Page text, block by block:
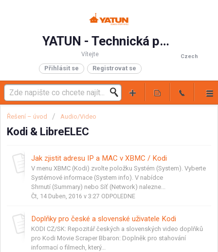
YATUN - Technická podpora
Czech
Vítejte
Přihlásit se Registrovat se
Řešení – úvod Audio/Video
Kodi & LibreELEC
Jak zjistit adresu IP a MAC v XBMC / Kodi
V menu XBMC (Kodi) zvolte položku Systém (System). Vyberte
Systémové informace (System info). V nabídce
Shrnutí (Summary) nebo Síť (Network) nalezne...
Čt, 14 Duben, 2016 v 3:27 ODPOLEDNE
Doplňky pro české a slovenské uživatele Kodi
KODI CZ/SK: Repozitář českých a slovenských video doplňků
pro Kodi Movie Scraper Bbaron: Doplněk pro stahování
informací o filmech, který...